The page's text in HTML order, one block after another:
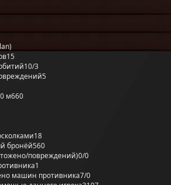
15
10/3
5
м660
18
бронёй560
повреждений)0/0
1
машин противника7/0